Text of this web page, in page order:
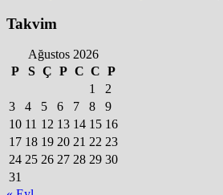
Takvim
Ağustos 2026
P
S Ç P C C P
1
2
3
4 5 6 7 8
9
10 11 12 13 14 15 16
17 18 19 20 21 22 23
24 25 26 27 28 29 30
31